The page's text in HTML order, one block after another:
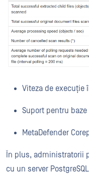
Viteza de execuție
Suport pentru
MetaDefender
În plus, administratorii
cu un server